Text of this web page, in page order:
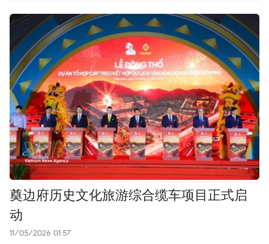
奠边府历史文化旅游综合缆车项目正式启
动
11/05/2026 01:57